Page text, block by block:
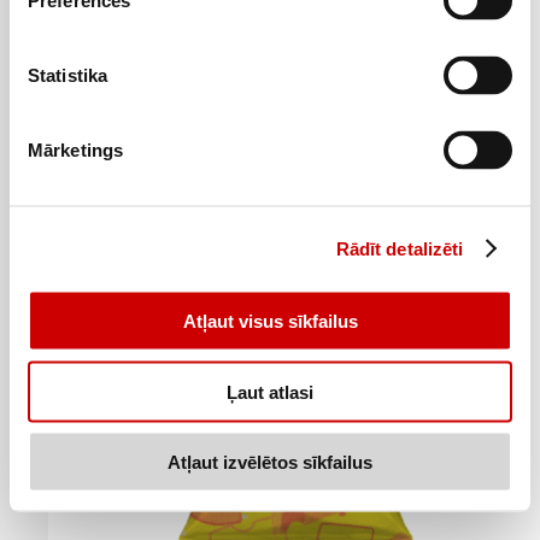
Statistika
Mārketings
Rādīt detalizēti
Atļaut visus sīkfailus
Ļaut atlasi
Atļaut izvēlētos sīkfailus